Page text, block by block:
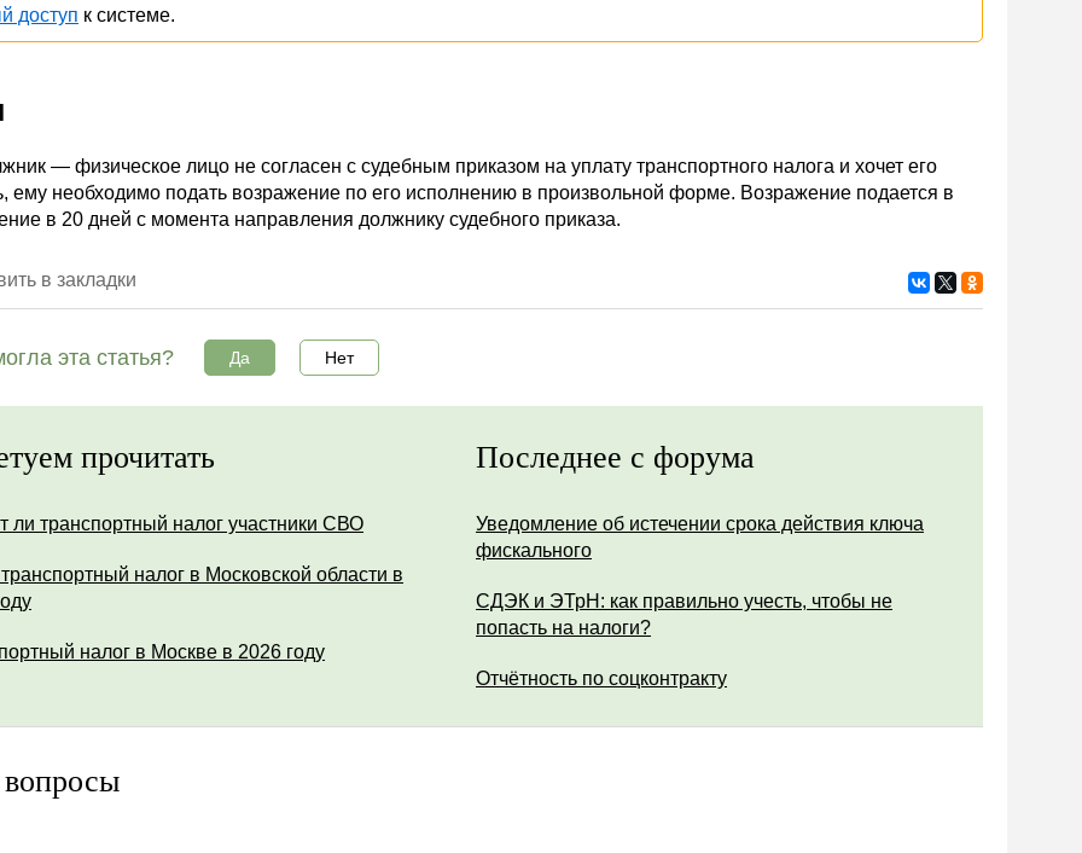
доступ к системе.
— физическое лицо не согласен с судебным приказом на уплату транспортного налога и хочет его
ему необходимо подать возражение по его исполнению в произвольной форме. Возражение подается в
в 20 дней с момента направления должнику судебного приказа.
в закладки
эта статья? Да Нет
прочитать
ли транспортный налог участники СВО
налог в Московской области в
налог в Москве в 2026 году
Последнее с форума
Уведомление об истечении срока действия ключа
фискального
СДЭК и ЭТрН: как правильно учесть, чтобы не
попасть на налоги?
Отчётность по соцконтракту